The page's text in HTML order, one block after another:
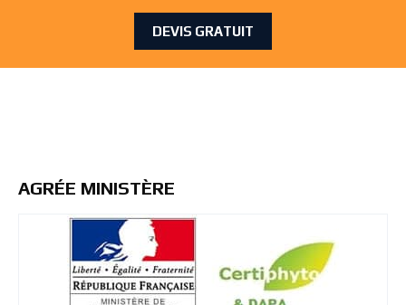
DEVIS GRATUIT
AGRÉE MINISTÈRE